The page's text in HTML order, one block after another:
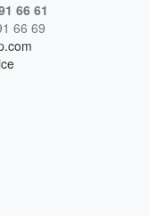
66 61
66 69